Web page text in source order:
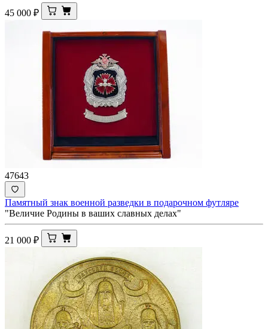
45 000 ₽
47643
Памятный знак военной разведки в подарочном футляре
"Величие Родины в ваших славных делах"
21 000 ₽